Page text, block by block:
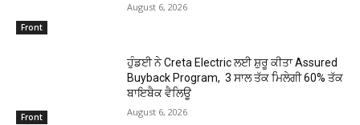
Front
August 6, 2026
Front
ਹੁੰਡਈ ਨੇ Creta Electric ਲਈ ਸ਼ੁਰੂ ਕੀਤਾ Assured
Buyback Program, 3 ਸਾਲ ਤੱਕ ਮਿਲੇਗੀ 60% ਤੱਕ
ਬਾਇਬੈਕ ਵੈਲਿਊ
August 6, 2026